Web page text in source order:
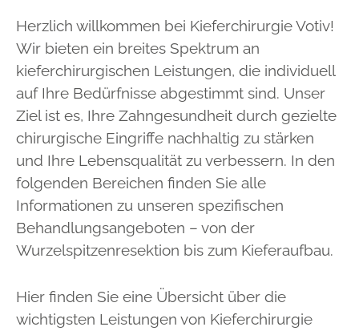
Herzlich willkommen bei Kieferchirurgie Votiv!
Wir bieten ein breites Spektrum an
kieferchirurgischen Leistungen, die individuell
auf Ihre Bedürfnisse abgestimmt sind. Unser
Ziel ist es, Ihre Zahngesundheit durch gezielte
chirurgische Eingriffe nachhaltig zu stärken
und Ihre Lebensqualität zu verbessern. In den
folgenden Bereichen finden Sie alle
Informationen zu unseren spezifischen
Behandlungsangeboten – von der
Wurzelspitzenresektion bis zum Kieferaufbau.
Hier finden Sie eine Übersicht über die
wichtigsten Leistungen von Kieferchirurgie